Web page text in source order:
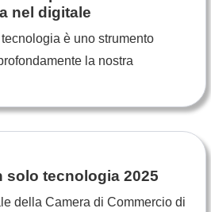
nel digitale
è uno strumento
la nostra
tecnologia 2025
della Camera di Commercio di